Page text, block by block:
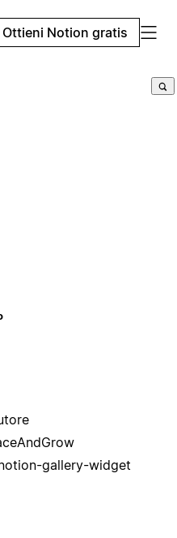
Ottieni Notion gratis
gallery-widget